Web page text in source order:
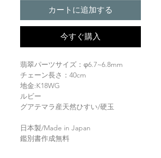
カートに追加する
今すぐ購入
翡翠パーツサイズ：φ6.7~6.8mm
チェーン長さ：40cm
地金:K18WG
ルビー
グアテマラ産天然ひすい/硬玉
日本製/Made in Japan
鑑別書作成無料